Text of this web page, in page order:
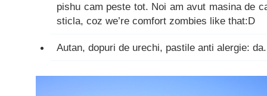
pishu cam peste tot. Noi am avut masina de
sticla, coz we’re comfort zombies like that:D
Autan, dopuri de urechi, pastile anti alergie: da.